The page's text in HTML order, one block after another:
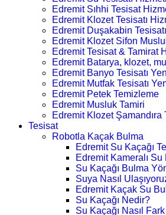
Edremit Sıhhi Tesisat
Edremit Klozet Tesisatı
Edremit Duşakabin
Edremit Klozet Sifon
Edremit Tesisat & Tamirat
Edremit Batarya, klozet,
Edremit Banyo Tesisatı
Edremit Mutfak Tesisatı
Edremit Petek Temizleme
Edremit Musluk Tamiri
Edremit Klozet Şamandıra
Tesisat
Robotla Kaçak Bulma
Edremit Su Kaçağı
Edremit Kameralı
Su Kaçağı Bulma
Suya Nasıl
Edremit Kaçak Su
Su Kaçağı Nedir?
Su Kaçağı Nasıl